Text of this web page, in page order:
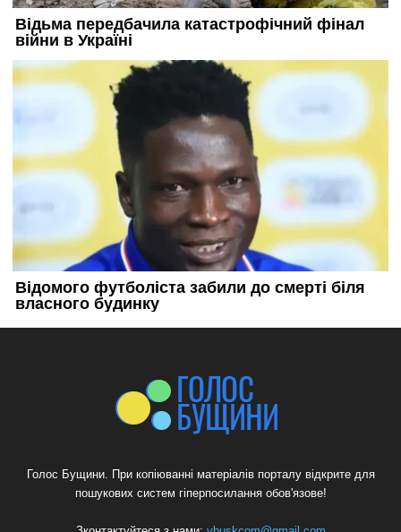
Голос Бущини. При копіюванні матеріалів порталу відкрите для
пошукових систем гіперпосилання обов'язове!